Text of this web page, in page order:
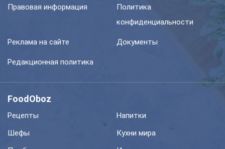
Правовая информация
Политика
конфиденциальности
Реклама на сайте Документы
Редакционная политика
FoodOboz
Рецепты
Напитки
Шефы
Кухни мира